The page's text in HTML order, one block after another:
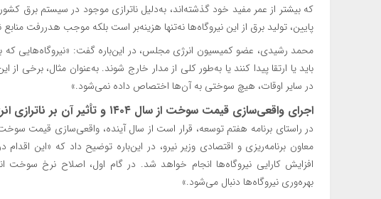
که بیشتر از عمر مفید خود گذشته‌اند، به‌دلیل ناترازی موجود در سیستم برق کشور
پایین، تولید برق از این نیروگاه‌ها نه‌تنها هزینه‌بر است بلکه موجب هدررفت
محمد رشیدی، عضو کمیسیون انرژی مجلس، در این‌باره گفت: «نیروگاه‌هایی که
باید یا ارتقا پیدا کنند یا به‌طور کلی از مدار خارج شوند. به‌عنوان مثال، برخی
در سایر اوقات، هیچ سوختی به آن‌ها اختصاص داده نمی‌شود.»
اجرای واقعی‌سازی قیمت سوخت از سال ۱۴۰۴ و تأثیر آن بر ناترازی انرژی
در راستای برنامه هفتم توسعه، قرار است از سال آینده، واقعی‌سازی قیمت
معاون برنامه‌ریزی و اقتصادی وزیر نیرو، در این‌باره توضیح داد که «این
افزایش کارایی نیروگاه‌ها انجام خواهد شد. در گام اول، اصلاح نرخ سوخت
بهره‌وری نیروگاه‌ها دنبال می‌شود.»